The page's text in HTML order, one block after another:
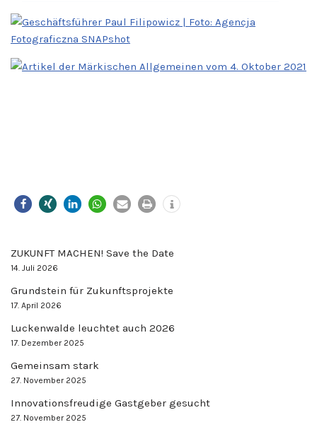
ZUKUNFT MACHEN! Save the Date
14. Juli 2026
Grundstein für Zukunftsprojekte
17. April 2026
Luckenwalde leuchtet auch 2026
17. Dezember 2025
Gemeinsam stark
27. November 2025
Innovationsfreudige Gastgeber gesucht
27. November 2025